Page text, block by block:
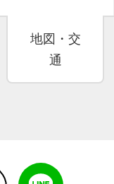
地図・交
通